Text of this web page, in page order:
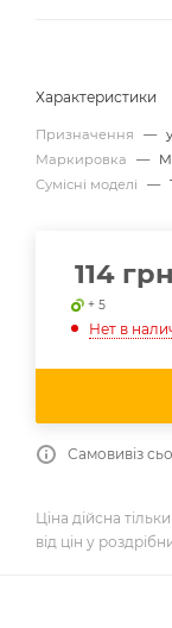
Характеристики
Призначення —
Маркировка
—
Сумісні моделі
—
114
+ 5
Нет в
Самовивіз
Ціна дійсна
від цін у